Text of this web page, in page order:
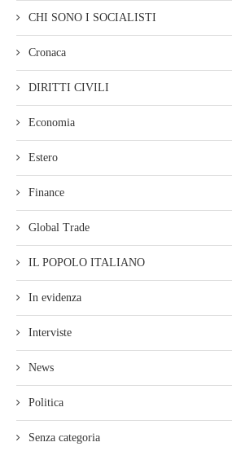
CHI SONO I SOCIALISTI
Cronaca
DIRITTI CIVILI
Economia
Estero
Finance
Global Trade
IL POPOLO ITALIANO
In evidenza
Interviste
News
Politica
Senza categoria